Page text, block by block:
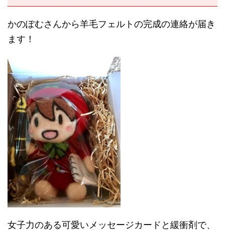
かのぽむさんから羊毛フェルトの完成の連絡が届き
ます！
女子力のある可愛いメッセージカードと緩衝剤で、